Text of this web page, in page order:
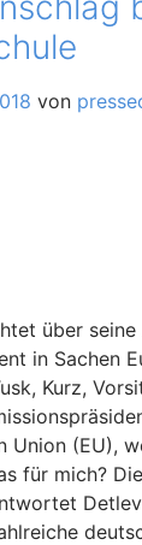
von
über
in Sachen
Kurz,
Union (EU),
für mich?